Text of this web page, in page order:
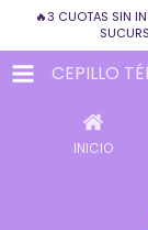
🔥3 CUOTAS SIN
CEPILLO
INICIO